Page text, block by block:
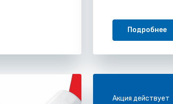
Подробнее
Акция действует